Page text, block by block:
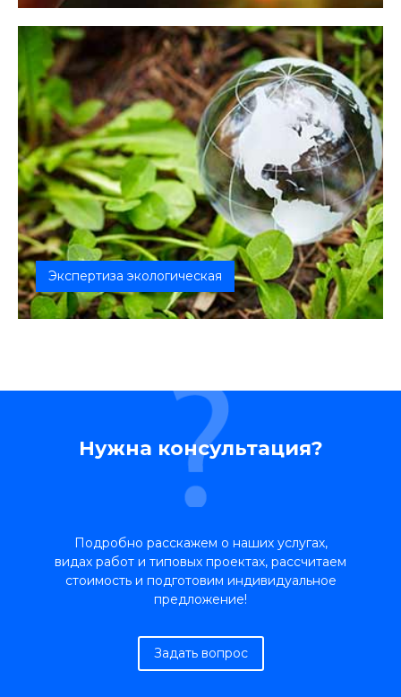
Экспертиза экологическая
Забота о сохранении безопасной окружающей
Нужна консультация?
Подробно расскажем о наших услугах,
видах работ и типовых проектах, рассчитаем
стоимость и подготовим индивидуальное
предложение!
Задать вопрос